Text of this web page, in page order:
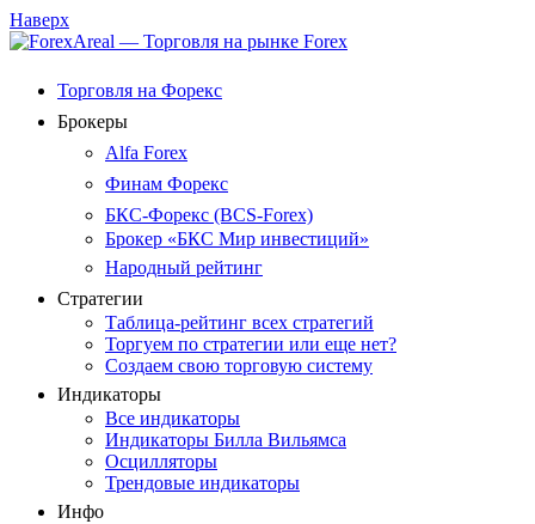
Наверх
Торговля на Форекс
Брокеры
Alfa Forex
Финам Форекс
БКС-Форекс (BCS-Forex)
Брокер «БКС Мир инвестиций»
Народный рейтинг
Стратегии
Таблица-рейтинг всех стратегий
Торгуем по стратегии или еще нет?
Создаем свою торговую систему
Индикаторы
Все индикаторы
Индикаторы Билла Вильямса
Осцилляторы
Трендовые индикаторы
Инфо